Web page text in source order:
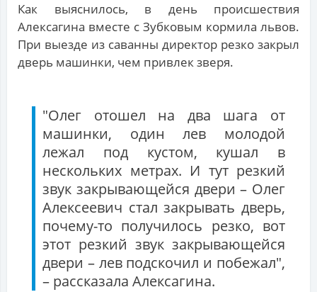
Как выяснилось, в день происшествия
Алексагина вместе с Зубковым кормила львов.
При выезде из саванны директор резко закрыл
дверь машинки, чем привлек зверя.
"Олег отошел на два шага от
машинки, один лев молодой
лежал под кустом, кушал в
нескольких метрах. И тут резкий
звук закрывающейся двери – Олег
Алексеевич стал закрывать дверь,
почему-то получилось резко, вот
этот резкий звук закрывающейся
двери – лев подскочил и побежал",
– рассказала Алексагина.